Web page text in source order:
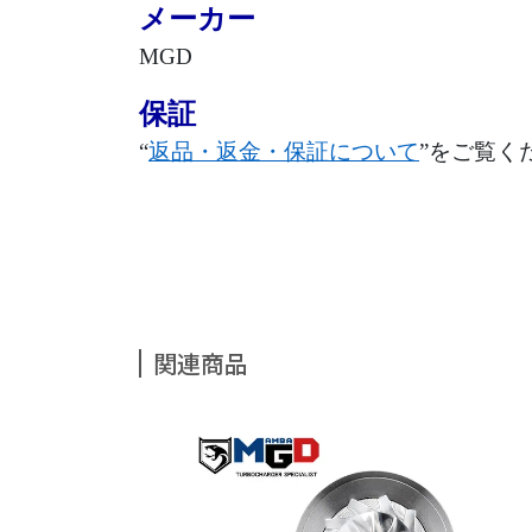
メーカー
MGD
保証
“返品・返金・保証について”をご覧く
関連商品